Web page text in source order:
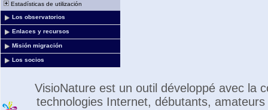
Estadísticas de utilización
Los observatorios
Enlaces y recursos
Misión migración
Los socios
VisioNature est un outil développé avec la
technologies Internet, débutants,